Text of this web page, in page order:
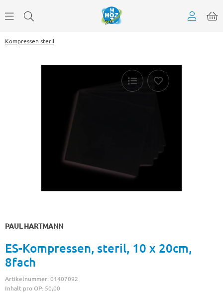
Kompressen steril
PAUL HARTMANN
ES-Kompressen, steril, 10 x 20cm,
8fach
Artikelnummer:01407092
Inhalt pro OP: 50,00